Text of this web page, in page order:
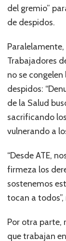
del gremio”
de despidos.
Trabajadores
no se congelen
despidos:
de la Salud
sacrificando
vulnerando a
“Desde ATE,
firmeza los
sostenemos
tocan a
Por otra parte,
que trabajan